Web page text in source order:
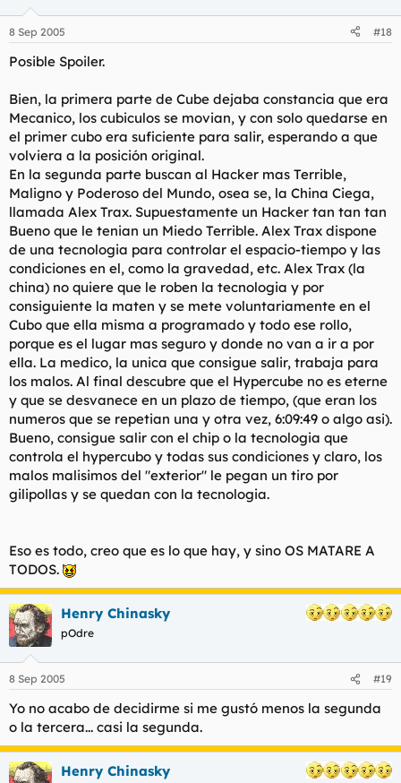
8 Sep 2005 #18
Posible Spoiler.
Bien, la primera parte de Cube dejaba constancia que era
Mecanico, los cubiculos se movian, y con solo quedarse en
el primer cubo era suficiente para salir, esperando a que
volviera a la posición original.
En la segunda parte buscan al Hacker mas Terrible,
Maligno y Poderoso del Mundo, osea se, la China Ciega,
llamada Alex Trax. Supuestamente un Hacker tan tan tan
Bueno que le tenian un Miedo Terrible. Alex Trax dispone
de una tecnologia para controlar el espacio-tiempo y las
condiciones en el, como la gravedad, etc. Alex Trax (la
china) no quiere que le roben la tecnologia y por
consiguiente la maten y se mete voluntariamente en el
Cubo que ella misma a programado y todo ese rollo,
porque es el lugar mas seguro y donde no van a ir a por
ella. La medico, la unica que consigue salir, trabaja para
los malos. Al final descubre que el Hypercube no es eterne
y que se desvanece en un plazo de tiempo, (que eran los
numeros que se repetian una y otra vez, 6:09:49 o algo asi).
Bueno, consigue salir con el chip o la tecnologia que
controla el hypercubo y todas sus condiciones y claro, los
malos malisimos del "exterior" le pegan un tiro por
gilipollas y se quedan con la tecnologia.
Eso es todo, creo que es lo que hay, y sino OS MATARE A
TODOS.
Henry Chinasky
pOdre
8 Sep 2005 #19
Yo no acabo de decidirme si me gustó menos la segunda
o la tercera... casi la segunda.
Henry Chinasky